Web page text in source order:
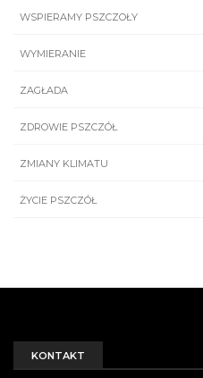
WSPIERAMY PSZCZOŁY
WYMIERANIE
ZAGŁADA
ZDROWIE PSZCZÓŁ
ZMIANY KLIMATU
ŻYCIE PSZCZÓŁ
KONTAKT